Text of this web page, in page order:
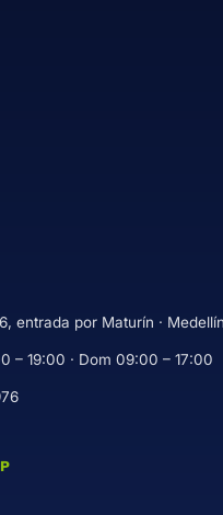
entrada por Maturín ·
– 19:00 · Dom 09:00 – 17:00